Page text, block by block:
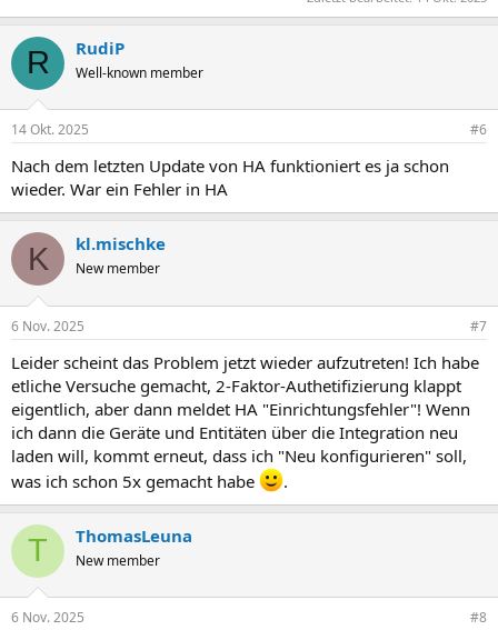
R RudiP
Well-known member
14 Okt. 2025 #6
Nach dem letzten Update von HA funktioniert es ja schon
wieder. War ein Fehler in HA
K kl.mischke
New member
6 Nov. 2025 #7
Leider scheint das Problem jetzt wieder aufzutreten! Ich habe
etliche Versuche gemacht, 2-Faktor-Authetifizierung klappt
eigentlich, aber dann meldet HA "Einrichtungsfehler"! Wenn
ich dann die Geräte und Entitäten über die Integration neu
laden will, kommt erneut, dass ich "Neu konfigurieren" soll,
was ich schon 5x gemacht habe
.
T ThomasLeuna
New member
6 Nov. 2025 #8